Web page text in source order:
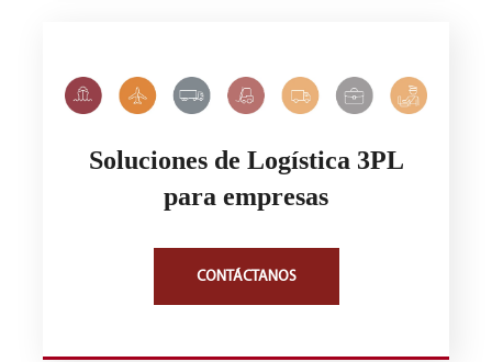
Soluciones de Logística 3PL
para empresas
CONTÁCTANOS